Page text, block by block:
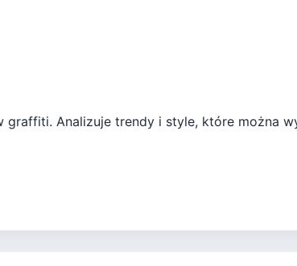
graffiti. Analizuje trendy i style, które można